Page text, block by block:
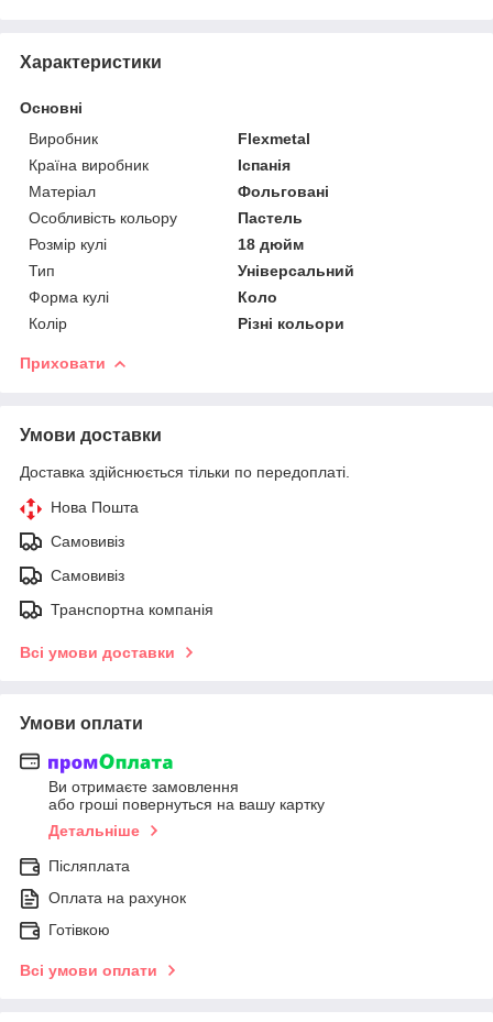
Характеристики
Основні
Виробник
Flexmetal
Країна виробник
Іспанія
Матеріал
Фольговані
Особливість кольору
Пастель
Розмір кулі
18 дюйм
Тип
Універсальний
Форма кулі
Коло
Колір
Різні кольори
Приховати
Умови доставки
Доставка здійснюється тільки по передоплаті.
Нова Пошта
Самовивіз
Самовивіз
Транспортна компанія
Всі умови доставки
Умови оплати
Ви отримаєте замовлення
або гроші повернуться на вашу картку
Детальніше
Післяплата
Оплата на рахунок
Готівкою
Всі умови оплати